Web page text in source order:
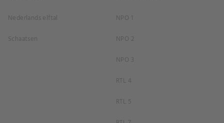
Nederlands elftal
Schaatsen
NPO 1
NPO 2
NPO 3
RTL 4
RTL 5